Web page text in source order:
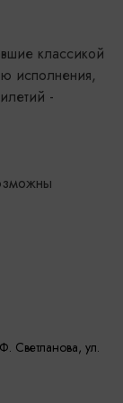
классикой
исполнения,
-
Светланова, ул.